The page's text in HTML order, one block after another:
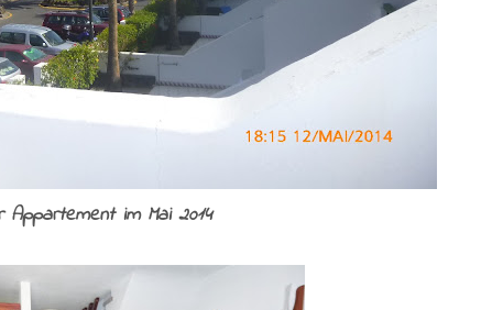
Appartement im Mai 2014